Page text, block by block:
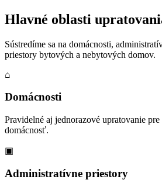
Hlavné oblasti
Sústredíme sa na domácnosti,
priestory bytových a nebytových domov.
⌂
Domácnosti
Pravidelné aj jednorazové upratovanie
domácnosť.
▣
Administratívne priestory